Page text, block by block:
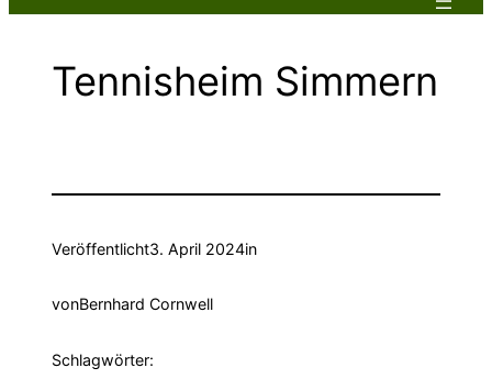
Tennisheim Simmern
Veröffentlicht3. April 2024in
vonBernhard Cornwell
Schlagwörter: